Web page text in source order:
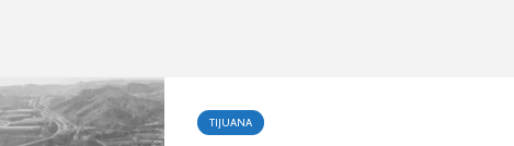
TIJUANA